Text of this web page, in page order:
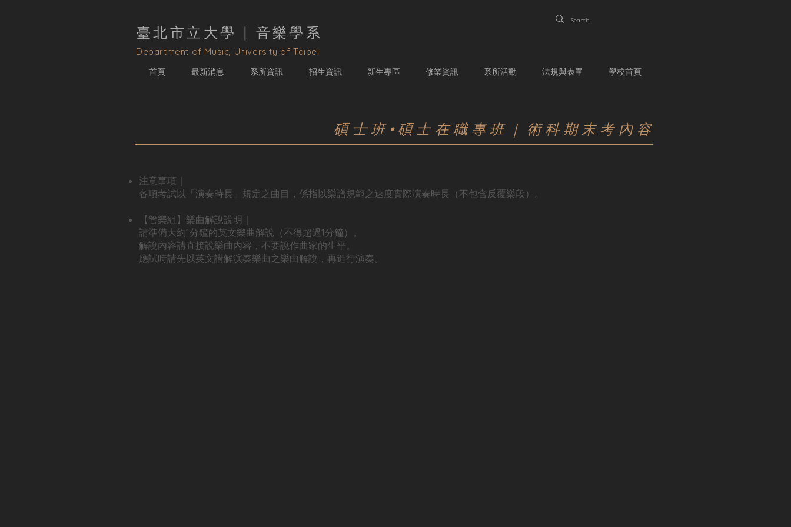
Department of Music, University of Taipei
臺北市立大學 | 音樂學 系
首頁 最新消息 系所資訊 招生資訊 新生專區 修業資訊 系所活動 法規與表單 學校首頁
碩士班•碩士在職專班｜術科期末考內容
注意事項｜
各項考試以「演奏時長」規定之曲目，係指以樂譜規範之速度實際演奏時長（不包含反覆樂段）。
【管樂組】樂曲解說說明｜
請準備大約1分鐘的英文樂曲解說（不得超過1分鐘）。
解說內容請直接說樂曲內容，不要說作曲家的生平。
應試時請先以英文講解演奏樂曲之樂曲解說，再進行演奏。